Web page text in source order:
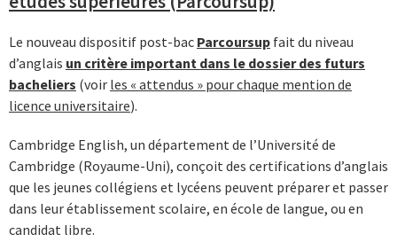
Le nouveau dispositif post-bac Parcoursup fait du niveau
d’anglais un critère important dans le dossier des futurs
bacheliers (voir les « attendus » pour chaque mention de
licence universitaire).
Cambridge English, un département de l’Université de
Cambridge (Royaume-Uni), conçoit des certifications d’anglais
que les jeunes collégiens et lycéens peuvent préparer et passer
dans leur établissement scolaire, en école de langue, ou en
candidat libre.